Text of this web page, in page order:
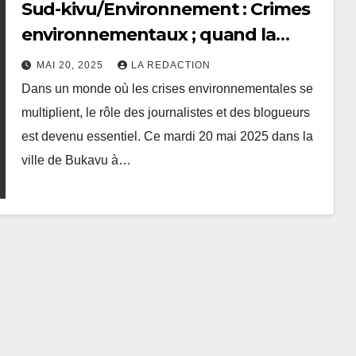
Sud-kivu/Environnement : Crimes
environnementaux ; quand la
plume des médias devient bouclier
MAI 20, 2025 LA REDACTION
Dans un monde où les crises environnementales se
multiplient, le rôle des journalistes et des blogueurs
est devenu essentiel. Ce mardi 20 mai 2025 dans la
ville de Bukavu à…